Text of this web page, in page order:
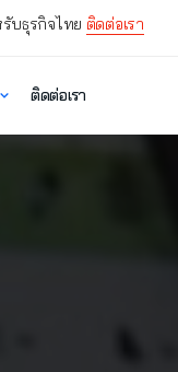
รับธุรกิจไทย ติดต่อเรา
ติดต่อเรา